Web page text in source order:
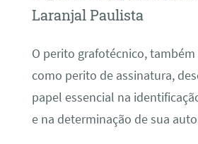
Laranjal Paulista
O perito grafotécnico,
como perito de assinatura,
papel essencial na
e na determinação de sua